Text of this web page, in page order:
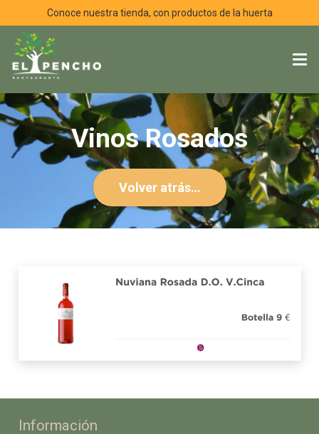
Conoce nuestra tienda, con productos de la huerta
Vinos Rosados
Volver atrás…
Información